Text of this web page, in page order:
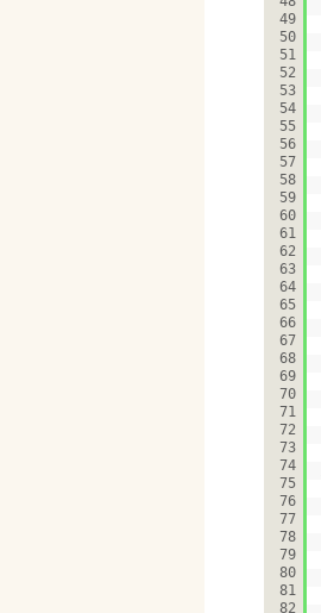
49
50
51
52
53
54
55
56
57
58
59
60
61
62
63
64
65
66
67
68
69
70
71
72
73
74
75
76
77
78
79
80
81
82